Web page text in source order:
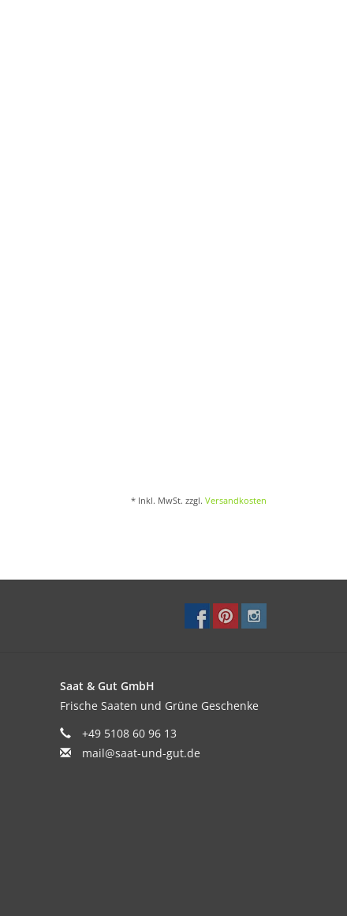
* Inkl. MwSt. zzgl. Versandkosten
Saat & Gut GmbH
Frische Saaten und Grüne Geschenke
+49 5108 60 96 13
mail@saat-und-gut.de